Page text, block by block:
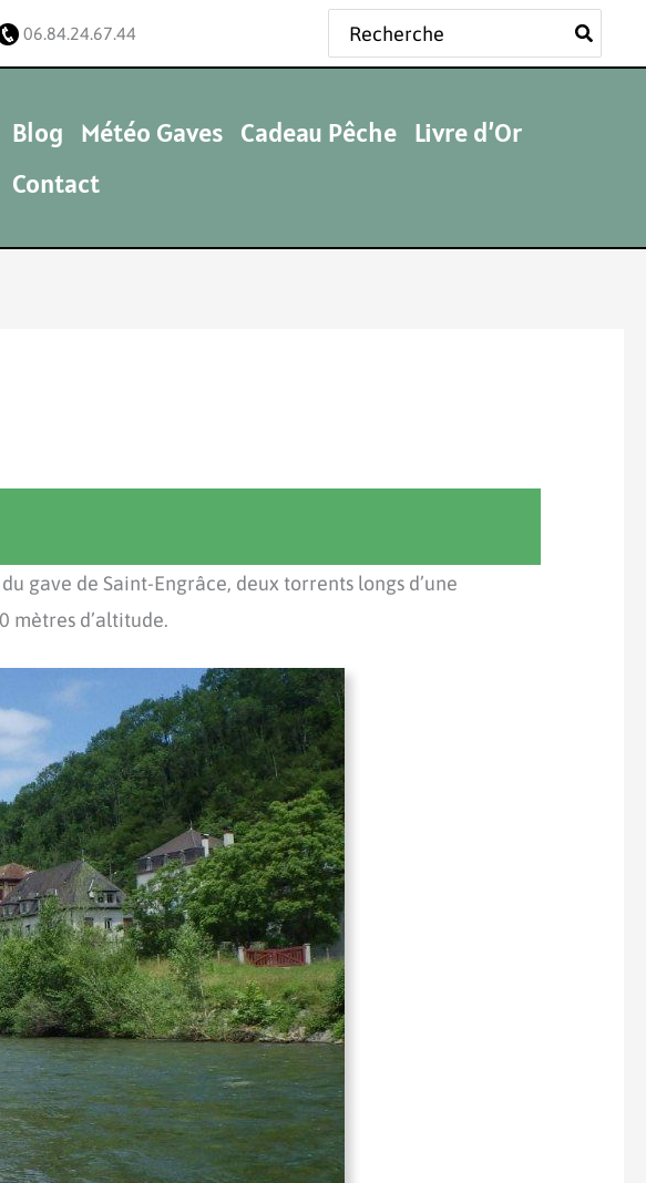
06.84.24.67.44
Rechercher:
Blog Météo Gaves Cadeau Pêche Livre d’Or
Contact
gave de Saint-Engrâce, deux torrents longs d’une
mètres d’altitude.